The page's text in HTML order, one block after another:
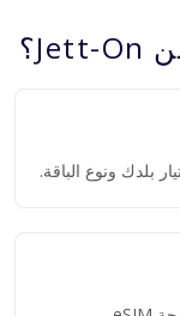
بلدك ونوع الباقة.